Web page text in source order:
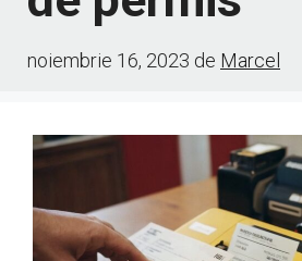
noiembrie 16, 2023 de Marcel